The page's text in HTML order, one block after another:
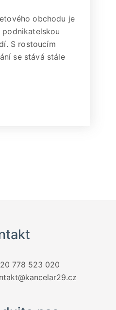
obchodu je
S rostoucím
se stává stále
778 523 020